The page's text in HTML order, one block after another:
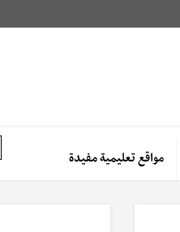
مواقع تعليمية مفيدة